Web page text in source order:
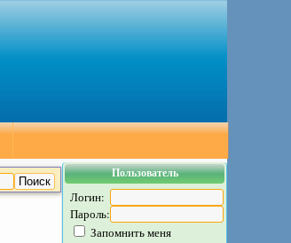
Пользователь
Логин:
Пароль:
Запомнить меня